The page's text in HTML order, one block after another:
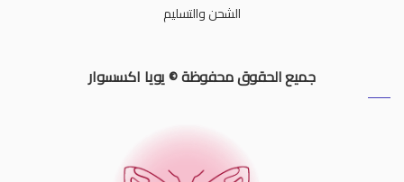
الشحن والتسليم
جميع الحقوق محفوظة © يويا اكسسوار